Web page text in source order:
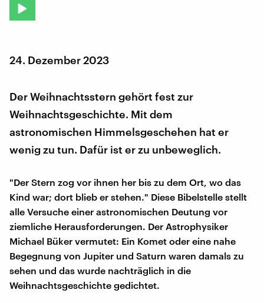
24. Dezember 2023
Der Weihnachtsstern gehört fest zur
Weihnachtsgeschichte. Mit dem
astronomischen Himmelsgeschehen hat er
wenig zu tun. Dafür ist er zu unbeweglich.
"Der Stern zog vor ihnen her bis zu dem Ort, wo das
Kind war; dort blieb er stehen." Diese Bibelstelle stellt
alle Versuche einer astronomischen Deutung vor
ziemliche Herausforderungen. Der Astrophysiker
Michael Büker vermutet: Ein Komet oder eine nahe
Begegnung von Jupiter und Saturn waren damals zu
sehen und das wurde nachträglich in die
Weihnachtsgeschichte gedichtet.